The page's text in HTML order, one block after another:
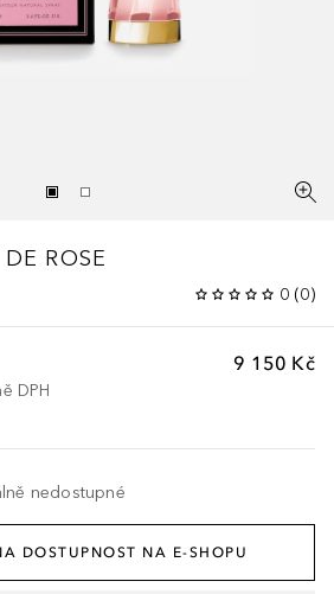
ROSE
0 (0)
9 150 Kč
DPH
nedostupné
DOSTUPNOST NA E-SHOPU